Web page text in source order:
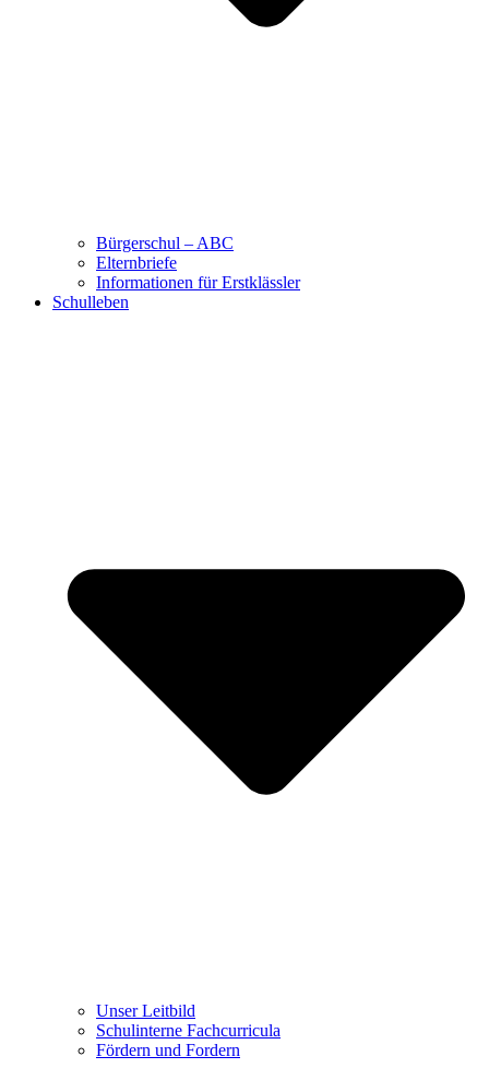
Bürgerschul – ABC
Elternbriefe
Informationen für Erstklässler
Schulleben
Unser Leitbild
Schulinterne Fachcurricula
Fördern und Fordern